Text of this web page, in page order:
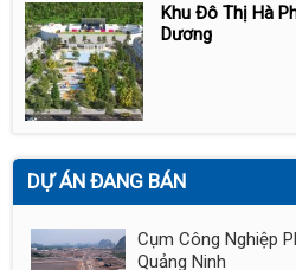
Khu Đô Thị Hà
Dương
DỰ ÁN ĐANG BÁN
Cụm Công Nghiệp
Quảng Ninh